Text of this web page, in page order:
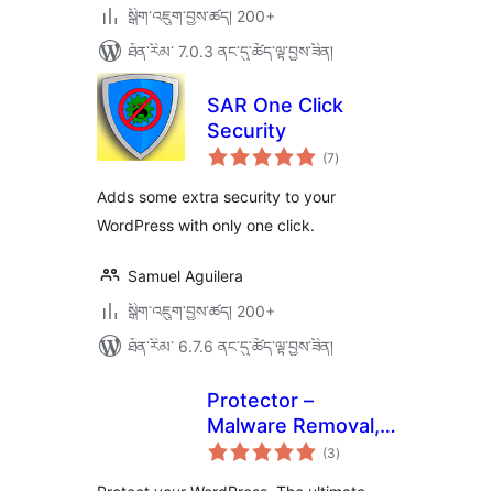
སྒྲིག་འཇུག་བྱས་ཚད། 200+
ཐོན་རིམ་ 7.0.3 ནང་དུ་ཚོད་ལྟ་བྱས་ཟིན།
SAR One Click
Security
(7གདེང་
འཇོག་
ཚང་།
)
Adds some extra security to your
WordPress with only one click.
Samuel Aguilera
སྒྲིག་འཇུག་བྱས་ཚད། 200+
ཐོན་རིམ་ 6.7.6 ནང་དུ་ཚོད་ལྟ་བྱས་ཟིན།
Protector –
Malware Removal,
Firewall & Core
(3གདེང་
འཇོག་
ཚང་།
)